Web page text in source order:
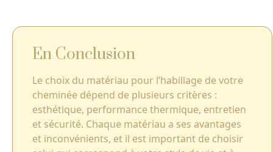
En Conclusion
Le choix du matériau pour l’habillage de votre
cheminée dépend de plusieurs critères :
esthétique, performance thermique, entretien
et sécurité. Chaque matériau a ses avantages
et inconvénients, et il est important de choisir